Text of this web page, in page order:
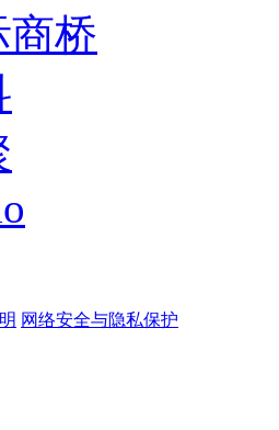
商桥
网络安全与隐私保护